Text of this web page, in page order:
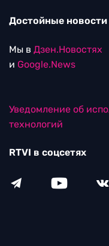
Достойные новости
Мы в Дзен.Новостях
и Google.News
Уведомление об
технологий
RTVI в соцсетях